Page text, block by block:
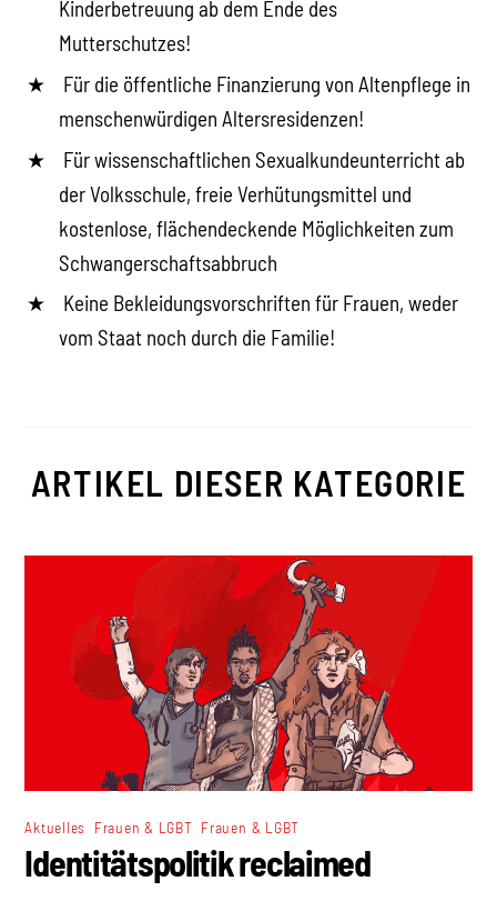
Kinderbetreuung ab dem Ende des
Mutterschutzes!
Für die öffentliche Finanzierung von Altenpflege in
menschenwürdigen Altersresidenzen!
Für wissenschaftlichen Sexualkundeunterricht ab
der Volksschule, freie Verhütungsmittel und
kostenlose, flächendeckende Möglichkeiten zum
Schwangerschaftsabbruch
Keine Bekleidungsvorschriften für Frauen, weder
vom Staat noch durch die Familie!
ARTIKEL DIESER KATEGORIE
Aktuelles Frauen & LGBT Frauen & LGBT
Identitätspolitik reclaimed